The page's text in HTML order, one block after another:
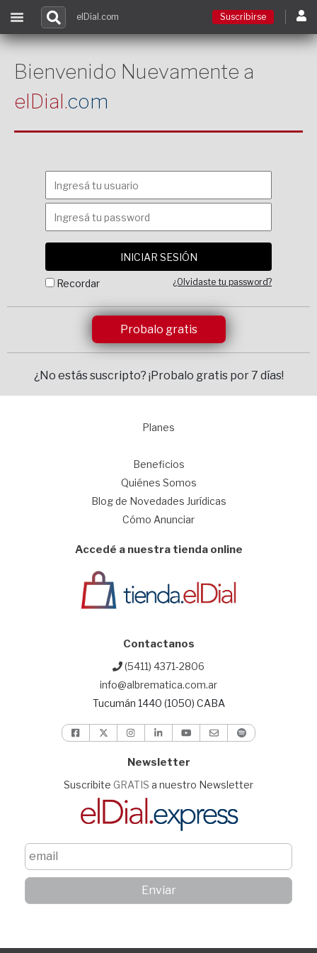
Contacto
elDial.com Suscribirse
Bienvenido Nuevamente a
elDial.com
Recordar ¿Olvidaste tu password?
Probalo gratis
¿No estás suscripto? ¡Probalo gratis por 7 días!
Planes
Beneficios
Quiénes Somos
Blog de Novedades Jurídicas
Cómo Anunciar
Accedé a nuestra tienda online
Contactanos
(5411) 4371-2806
info@albrematica.com.ar
Tucumán 1440 (1050) CABA
Newsletter
Suscribite GRATIS a nuestro Newsletter